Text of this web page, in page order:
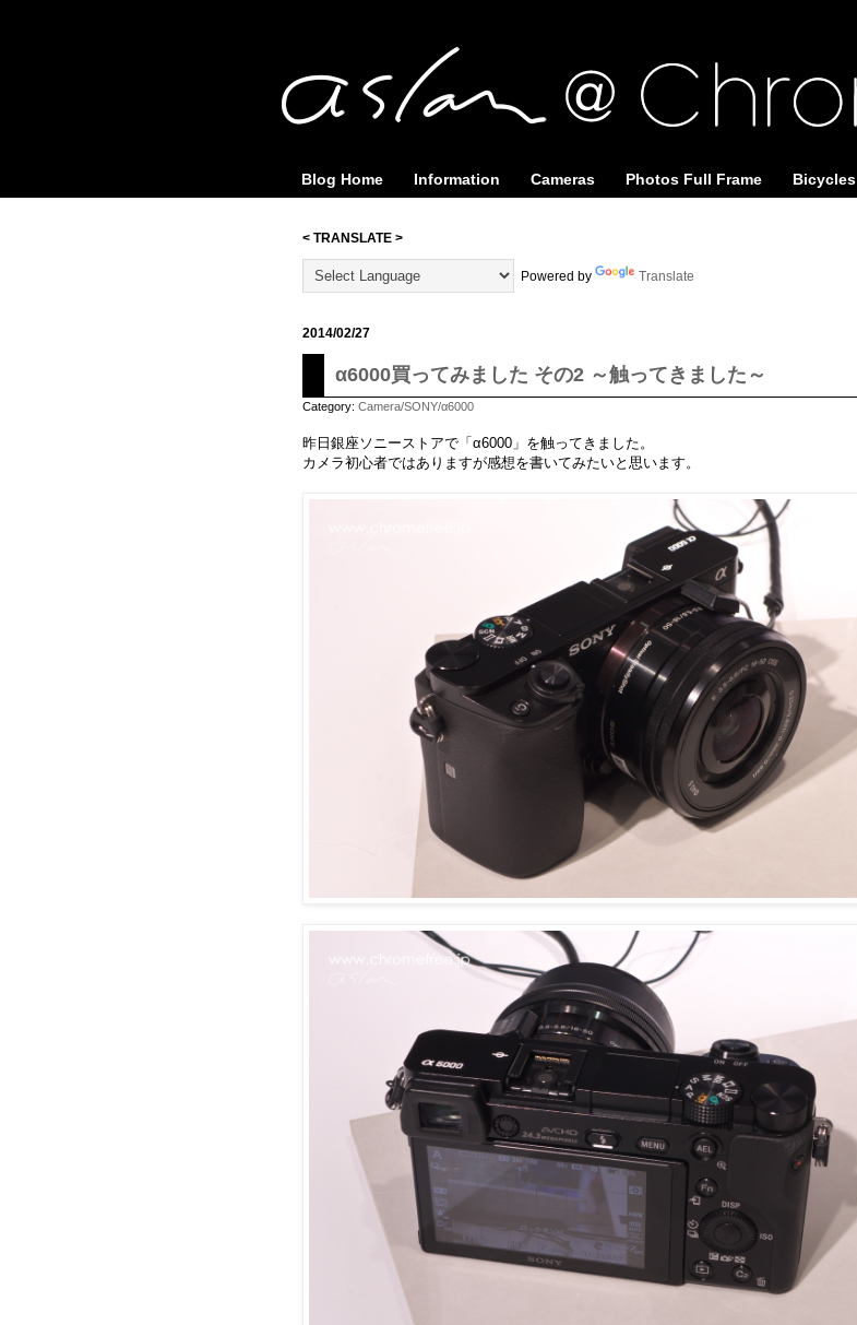
Blog Home Information Cameras Photos Full Frame Bicycles
< TRANSLATE >
Powered by Translate
2014/02/27
α6000買ってみました その2 ～触ってきました～
Category: Camera/SONY/α6000
昨日銀座ソニーストアで「α6000」を触ってきました。
カメラ初心者ではありますが感想を書いてみたいと思います。